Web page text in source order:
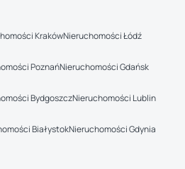
KrakówNieruchomości Łódź
PoznańNieruchomości Gdańsk
BydgoszczNieruchomości Lublin
BiałystokNieruchomości Gdynia